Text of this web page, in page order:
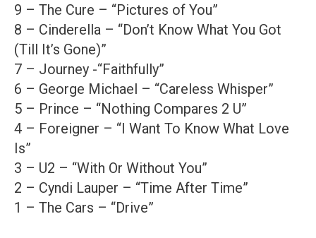
9 – The Cure – “Pictures of You”
8 – Cinderella – “Don’t Know What You Got
(Till It’s Gone)”
7 – Journey -“Faithfully”
6 – George Michael – “Careless Whisper”
5 – Prince – “Nothing Compares 2 U”
4 – Foreigner – “I Want To Know What Love
Is”
3 – U2 – “With Or Without You”
2 – Cyndi Lauper – “Time After Time”
1 – The Cars – “Drive”